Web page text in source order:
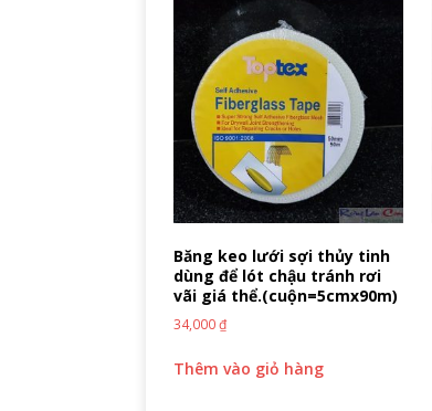
Băng keo lưới sợi thủy tinh
dùng để lót chậu tránh rơi
vãi giá thể.(cuộn=5cmx90m)
34,000₫
Thêm vào giỏ hàng